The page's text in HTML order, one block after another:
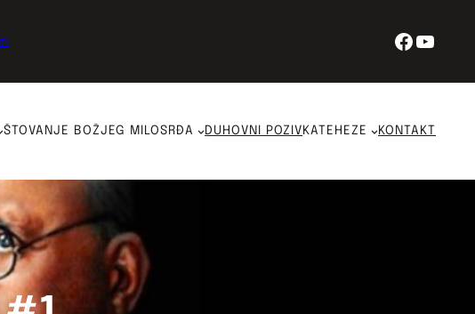
ŠTOVANJE BOŽJEG MILOSRĐA DUHOVNI POZIV KATEHEZE KONTAKT